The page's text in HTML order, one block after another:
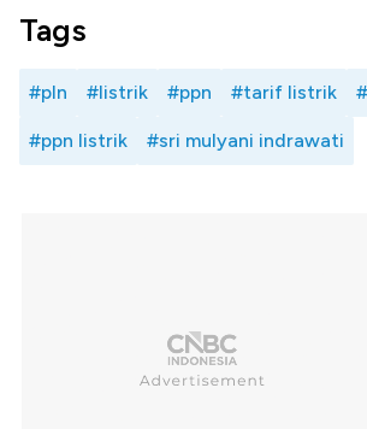
Tags
#pln #listrik #ppn #tarif listrik
#ppn listrik #sri mulyani indrawati